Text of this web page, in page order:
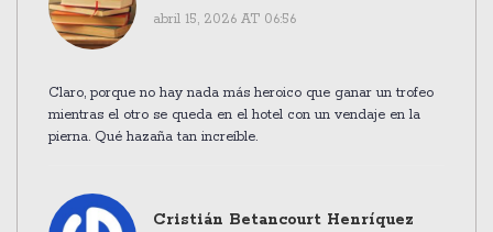
abril 15, 2026 AT 06:56
Claro, porque no hay nada más heroico que ganar un trofeo
mientras el otro se queda en el hotel con un vendaje en la
pierna. Qué hazaña tan increíble.
Cristián Betancourt Henríquez